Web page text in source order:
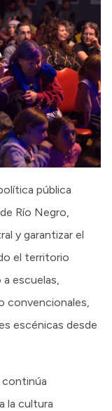
pública
Río Negro,
y garantizar el
el territorio
escuelas,
convencionales,
escénicas desde
continúa
la cultura